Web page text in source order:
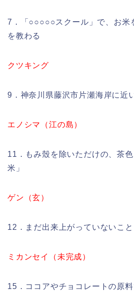
7．「○○○○○スクール」で、お米
を教わる
クツキング
9．神奈川県藤沢市片瀬海岸に近
エノシマ（江の島）
11．もみ殼を除いただけの、茶
米」
ゲン（玄）
12．まだ出来上がっていないこと
ミカンセイ（未完成）
15．ココアやチョコレートの原